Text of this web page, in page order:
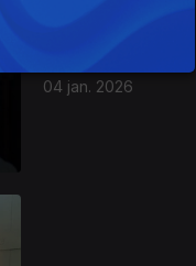
04 jan. 2026